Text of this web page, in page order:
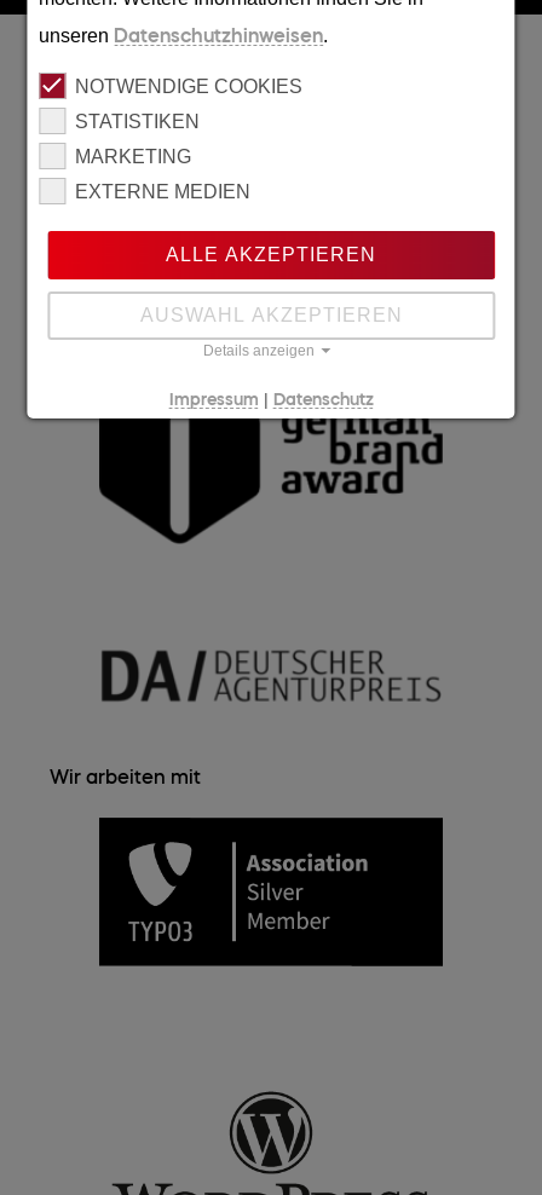
Wir arbeiten mit
unseren Datenschutzhinweisen.
NOTWENDIGE COOKIES
STATISTIKEN
MARKETING
EXTERNE MEDIEN
ALLE AKZEPTIEREN
AUSWAHL AKZEPTIEREN
Details anzeigen
Impressum | Datenschutz